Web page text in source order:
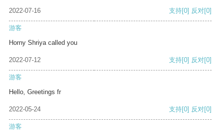
2022-07-16 支持[0] 反对[0]
游客
Horny Shriya called you
2022-07-12 支持[0] 反对[0]
游客
Hello, Greetings fr
2022-05-24 支持[0] 反对[0]
游客